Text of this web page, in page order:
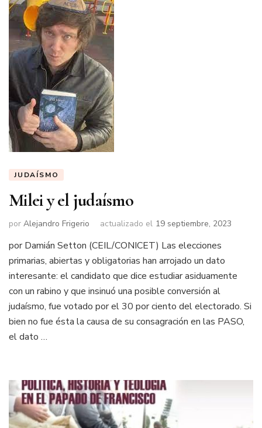
JUDAÍSMO
Milei y el judaísmo
por Alejandro Frigerio actualizado el 19 septiembre, 2023
por Damián Setton (CEIL/CONICET) Las elecciones
primarias, abiertas y obligatorias han arrojado un dato
interesante: el candidato que dice estudiar asiduamente
con un rabino y que insinuó una posible conversión al
judaísmo, fue votado por el 30 por ciento del electorado. Si
bien no fue ésta la causa de su consagración en las PASO,
el dato …